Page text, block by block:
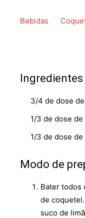
Bebidas
Ingredientes
3/4 de dose
1/3 de dose
1/3 de dose
Modo de
Bater todos
de
suco de